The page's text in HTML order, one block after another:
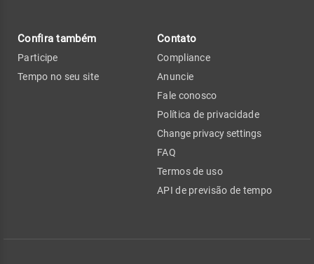
Confira também
Participe
Tempo no seu site
Contato
Compliance
Anuncie
Fale conosco
Política de privacidade
Change privacy settings
FAQ
Termos de uso
API de previsão de tempo